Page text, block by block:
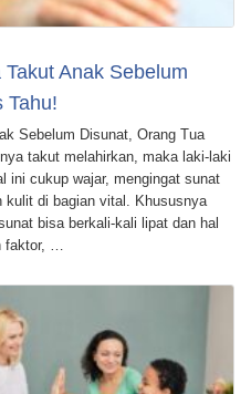
Anak Sebelum
Tahu!
Sebelum Disunat, Orang Tua
takut melahirkan, maka laki-laki
ini cukup wajar, mengingat sunat
kulit di bagian vital. Khususnya
bisa berkali-kali lipat dan hal
faktor, …